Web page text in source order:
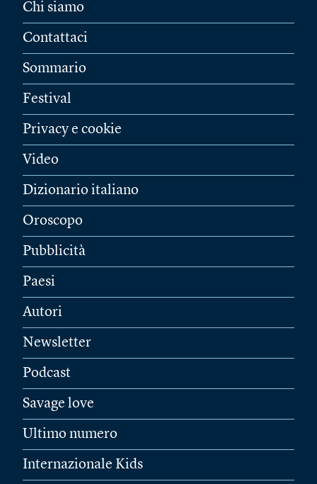
Chi siamo
Contattaci
Sommario
Festival
Privacy e cookie
Video
Dizionario italiano
Oroscopo
Pubblicità
Paesi
Autori
Newsletter
Podcast
Savage love
Ultimo numero
Internazionale Kids